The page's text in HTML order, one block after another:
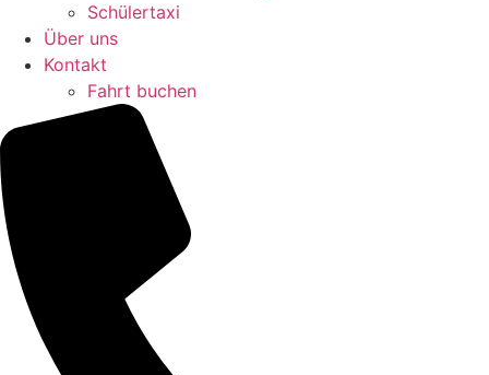
Schülertaxi
Über uns
Kontakt
Fahrt buchen